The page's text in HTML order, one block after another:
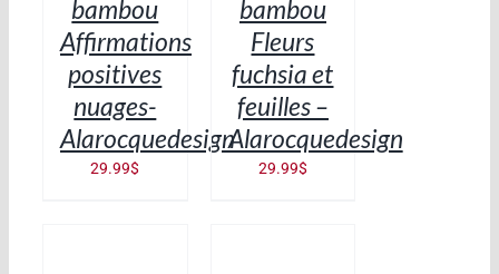
bambou
Affirmations
positives
nuages-
Alarocquedesign
29.99$
bambou
Fleurs
fuchsia et
feuilles –
Alarocquedesign
29.99$